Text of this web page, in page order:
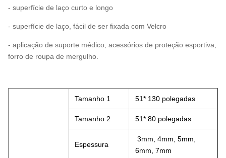
- superfície de laço curto e longo
- superfície de laço, fácil de ser fixada com Velcro
- aplicação de suporte médico, acessórios de proteção esportiva,
forro de roupa de mergulho.
Tamanho 1 51* 130 polegadas
Tamanho 2 51* 80 polegadas
Espessura
3mm, 4mm, 5mm,
6mm, 7mm